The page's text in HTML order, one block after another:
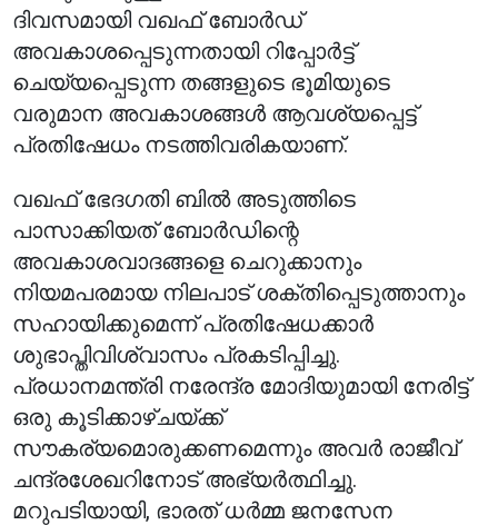
ദിവസമായി വഖഫ് ബോർഡ്
അവകാശപ്പെടുന്നതായി റിപ്പോർട്ട്
ചെയ്യപ്പെടുന്ന തങ്ങളുടെ ഭൂമിയുടെ
വരുമാന അവകാശങ്ങൾ ആവശ്യപ്പെട്ട്
പ്രതിഷേധം നടത്തിവരികയാണ്.
വഖഫ് ഭേദഗതി ബിൽ അടുത്തിടെ
പാസാക്കിയത് ബോർഡിന്റെ
അവകാശവാദങ്ങളെ ചെറുക്കാനും
നിയമപരമായ നിലപാട് ശക്തിപ്പെടുത്താനും
സഹായിക്കുമെന്ന് പ്രതിഷേധക്കാർ
ശുഭാപ്തിവിശ്വാസം പ്രകടിപ്പിച്ചു.
പ്രധാനമന്ത്രി നരേന്ദ്ര മോദിയുമായി നേരിട്ട്
ഒരു കൂടിക്കാഴ്ചയ്ക്ക്
സൗകര്യമൊരുക്കണമെന്നും അവർ രാജീവ്
ചന്ദ്രശേഖറിനോട് അഭ്യർത്ഥിച്ചു.
മറുപടിയായി, ഭാരത് ധർമ്മ ജനസേന